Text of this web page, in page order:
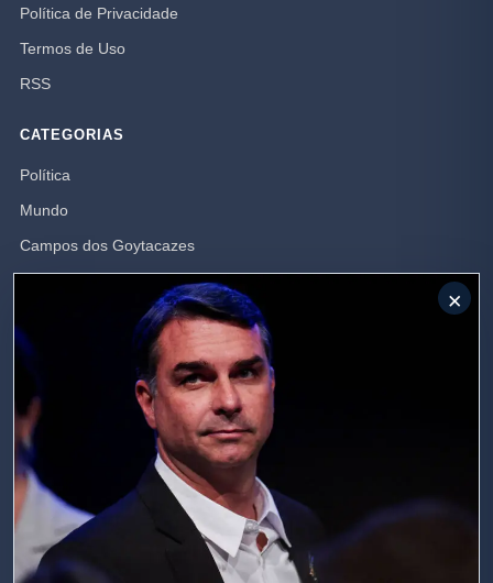
Política de Privacidade
Termos de Uso
RSS
CATEGORIAS
Política
Mundo
Campos dos Goytacazes
Rio de Janeiro
SIGA-NOS
Receba nossas publicações
×